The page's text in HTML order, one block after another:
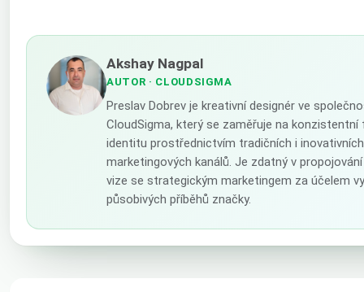
Akshay Nagpal
AUTOR · CLOUDSIGMA
Preslav Dobrev je kreativní designér ve
CloudSigma, který se zaměřuje na konzistentní
identitu prostřednictvím tradičních i inovativních
marketingových kanálů. Je zdatný v
vize se strategickým marketingem za účelem
působivých příběhů značky.